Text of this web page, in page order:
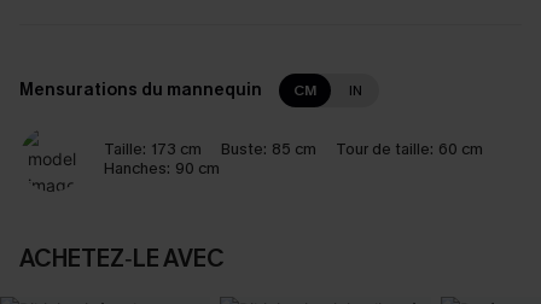
Mensurations du mannequin CM IN
Taille: 173 cm Buste: 85 cm Tour de taille: 60 cm
Hanches: 90 cm
ACHETEZ‑LE AVEC